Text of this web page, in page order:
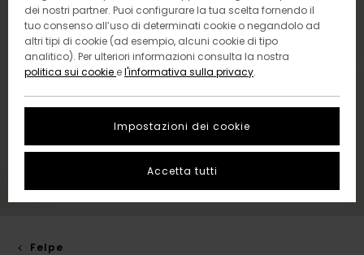
Felpe
dei nostri partner. Puoi configurare la tua scelta fornendo il
tuo consenso all’uso di determinati cookie o negandolo ad
altri tipi di cookie (ad esempio, alcuni cookie di tipo
analitico). Per ulteriori informazioni consulta la nostra
politica sui cookie el'informativa sulla privacy.
Impostazioni dei cookie
Accetta tutti